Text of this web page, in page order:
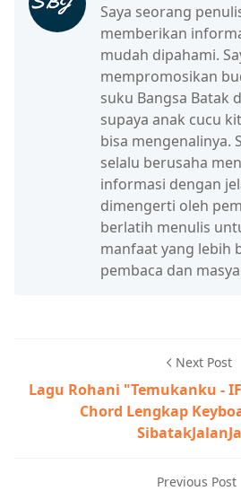
Saya seorang
memberikan
mudah dipahami.
mempromosikan
suku Bangsa Batak
supaya anak cucu
bisa mengenalinya.
selalu berusaha
informasi dengan
dimengerti oleh
berlatih menulis
manfaat yang lebih
pembaca dan
Next Post
Lagu Rohani "Temukanku -
Chord Lengkap
Previous Post